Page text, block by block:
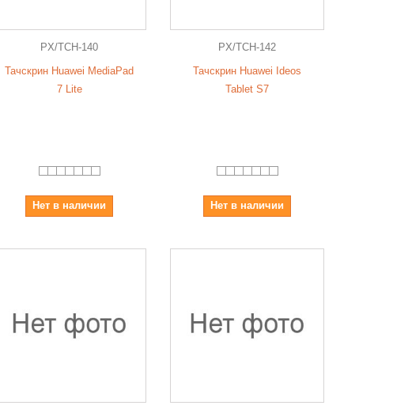
PX/TCH-140
Тачскрин Huawei MediaPad
7 Lite
Нет в наличии
PX/TCH-142
Тачскрин Huawei Ideos
Tablet S7
Нет в наличии